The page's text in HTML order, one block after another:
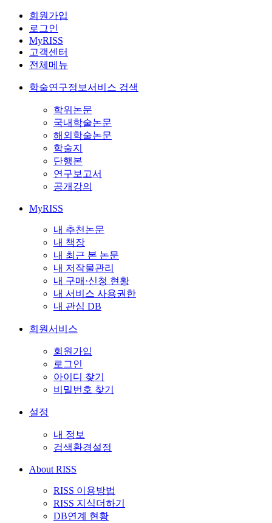
회원가입
로그인
MyRISS
고객센터
전체메뉴
학술연구정보서비스 검색
학위논문
국내학술논문
해외학술논문
학술지
단행본
연구보고서
공개강의
MyRISS
내 추천논문
내 책장
내 최근 본 논문
내 저작물관리
내 구매·신청 현황
내 서비스 사용권한
내 관심 DB
회원서비스
회원가입
로그인
아이디 찾기
비밀번호 찾기
설정
내 정보
검색환경설정
About RISS
RISS 이용방법
RISS 지식더하기
DB연계 현황